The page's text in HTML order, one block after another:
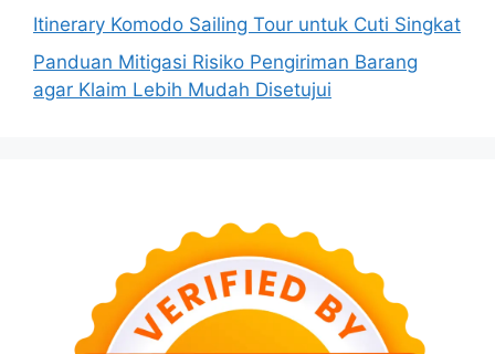
Itinerary Komodo Sailing Tour untuk Cuti Singkat
Panduan Mitigasi Risiko Pengiriman Barang
agar Klaim Lebih Mudah Disetujui